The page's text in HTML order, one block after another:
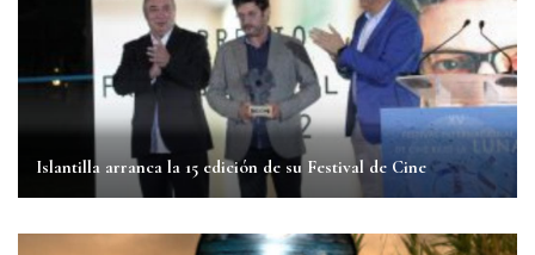
Islantilla arranca la 15 edición de su Festival de Cine